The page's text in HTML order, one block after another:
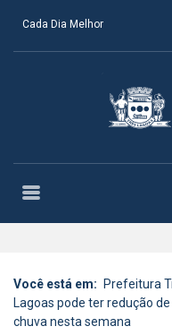
Cada Dia Melhor
Você está em: Prefeitura
Lagoas pode ter redução
chuva nesta semana